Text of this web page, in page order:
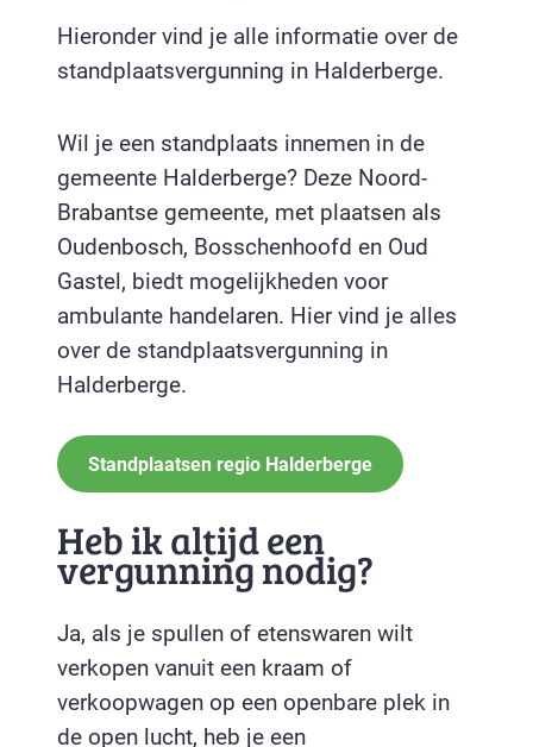
Hieronder vind je alle informatie over de
standplaatsvergunning in Halderberge.
Wil je een standplaats innemen in de
gemeente Halderberge? Deze Noord-
Brabantse gemeente, met plaatsen als
Oudenbosch, Bosschenhoofd en Oud
Gastel, biedt mogelijkheden voor
ambulante handelaren. Hier vind je alles
over de standplaatsvergunning in
Halderberge.
Standplaatsen regio Halderberge
Heb ik altijd een
vergunning nodig?
Ja, als je spullen of etenswaren wilt
verkopen vanuit een kraam of
verkoopwagen op een openbare plek in
de open lucht, heb je een